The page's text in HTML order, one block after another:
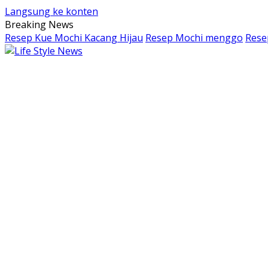
Langsung ke konten
Breaking News
Resep Kue Mochi Kacang Hijau Resep Mochi menggo